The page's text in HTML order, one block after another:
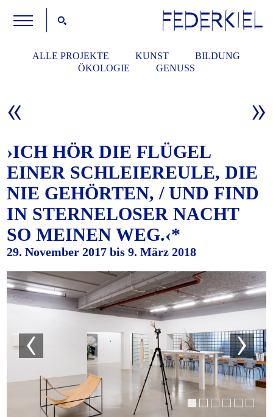
ALLE PROJEKTE KUNST
BILDUNG
ÖKOLOGIE
GENUSS
›ICH HÖR DIE FLÜGEL
EINER SCHLEIEREULE, DIE
NIE GEHÖRTEN, / UND FIND
IN STERNELOSER NACHT
SO MEINEN WEG.‹*
29. November 2017 bis 9. März 2018